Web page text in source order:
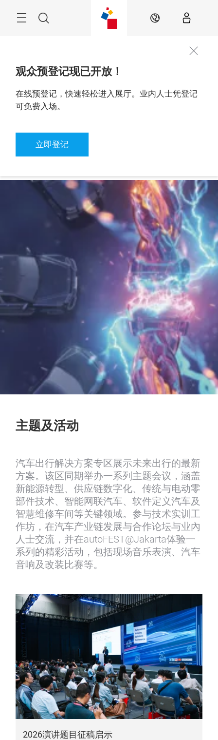
NavigationSearch ZH
观众预登记现已开放！
在线预登记，快速轻松进入展厅。业内人士凭登记
可免费入场。
立即登记
2026年9月24至27日
观众预登记
主题及活动
汽车出行解决方案专区展示未来出行的最新
方案。该区同期举办一系列主题会议，涵盖
新能源转型、供应链数字化、传统与电动零
部件技术、智能网联汽车、软件定义汽车及
智慧维修车间等关键领域。参与技术实训工
作坊，在汽车产业链发展与合作论坛与业內
人士交流，并在autoFEST@Jakarta体验一
系列的精彩活动，包括现场音乐表演、汽车
音响及改装比赛等。
2026演讲题目征稿启示